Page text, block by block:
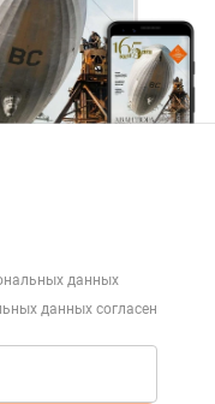
данных
данных согласен